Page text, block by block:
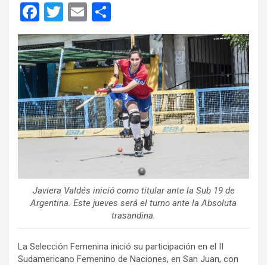
F
a
ce
b
o
o
k
T
wi
tt
er
E
m
ail
o
m
p
ar
tir
Javiera Valdés inició como titular ante la Sub 19 de
Argentina. Este jueves será el turno ante la Absoluta
trasandina.
La Selección Femenina inició su participación en el II
Sudamericano Femenino de Naciones, en San Juan, con